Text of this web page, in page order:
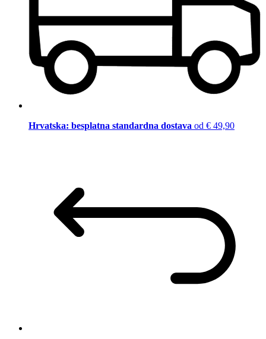
Hrvatska: besplatna standardna dostava od € 49,90